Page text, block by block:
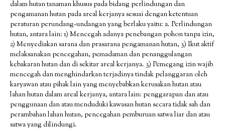
dalam hutan tanaman khusus pada bidang perlindungan dan
pengamanan hutan pada areal kerjanya sesuai dengan ketentuan
peraturan perundang-undangan yang berlaku yaitu: a. Perlindungan
hutan, antara lain: 1) Mencegah adanya penebangan pohon tanpa izin,
2) Menyediakan sarana dan prasarana pengamanan hutan, 3) Ikut aktif
melaksanakan pencegahan, pemadaman dan penanggulangan
kebakaran hutan dan di sekitar areal kerjanya. 3) Pemegang izin wajib
mencegah dan menghindarkan terjadinya tindak pelanggaran oleh
karyawan atau pihak lain yang menyebabkan kerusakan hutan atau
lahan hutan dalam areal kerjanya, antara lain: penggarapan dan atau
penggunaan dan atau menduduki kawasan hutan secara tidak sah dan
perambahan lahan hutan, pencegahan pemburuan satwa liar dan atau
satwa yang dilindungi.